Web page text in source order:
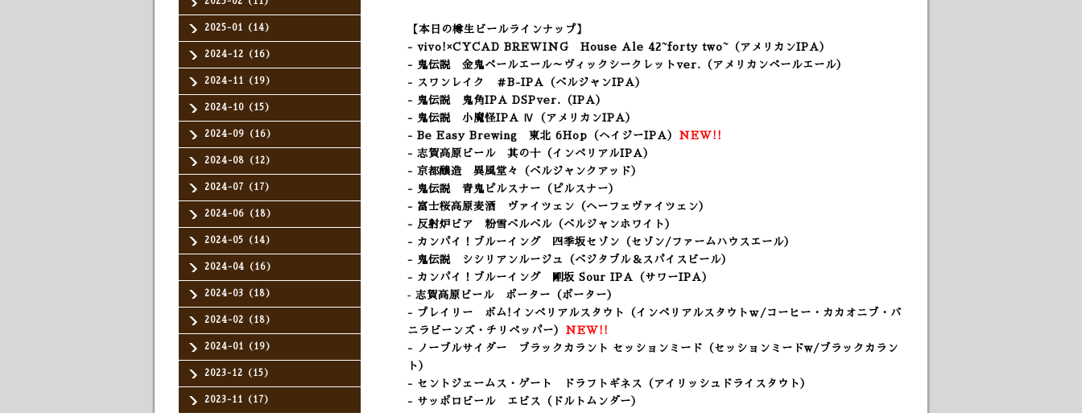
2025-01（14）
2024-12（16）
2024-11（19）
2024-10（15）
2024-09（16）
2024-08（12）
2024-07（17）
2024-06（18）
2024-05（14）
2024-04（16）
2024-03（18）
2024-02（18）
2024-01（19）
2023-12（15）
2023-11（17）
【本日の樽生ビールラインナップ】
- vivo!×CYCAD BREWING House Ale 42~forty two~（アメリカンIPA）
- 鬼伝説 金鬼ペールエール～ヴィックシークレットver.（アメリカンペールエール）
- スワンレイク ＃B-IPA （ベルジャンIPA）
- 鬼伝説 鬼角IPA DSPver. （IPA）
- 鬼伝説 小魔怪IPA Ⅳ（アメリカンIPA）
- Be Easy Brewing 東北 6Hop （ヘイジーIPA） NEW!!
- 志賀高原ビール 其の十（インペリアルIPA）
- 京都醸造 異風堂々（ベルジャンクアッド）
- 鬼伝説 青鬼ピルスナー（ピルスナー）
- 富士桜高原麦酒 ヴァイツェン（ヘーフェヴァイツェン）
- 反射炉ビア 粉雪ベルベル （ベルジャンホワイト）
- カンパイ！ブルーイング 四季坂セゾン（セゾン/ファームハウスエール）
- 鬼伝説 シシリアンルージュ
（ベジタブル＆スパイスビール）
- カンパイ！ブルーイング 剛坂 Sour IPA（サワーIPA）
‐ 志賀高原ビール ポーター（ポーター）
- プレイリー ボム!インペリアルスタウト（インペリアルスタウトｗ/コーヒー・カカオニブ・バ
ニラビーンズ・チリペッパー） NEW!!
- ノーブルサイダー ブラックカラント セッションミード（セッションミードw/ブラックカラン
ト）
- セントジェームス・ゲート ドラフトギネス（アイリッシュドライスタウト）
- サッポロビール エビス（ドルトムンダー）